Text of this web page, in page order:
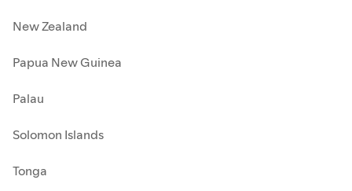
New Zealand
Papua New Guinea
Palau
Solomon Islands
Tonga